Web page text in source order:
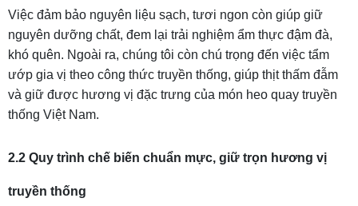
Việc đảm bảo nguyên liệu sạch, tươi ngon còn giúp giữ
nguyên dưỡng chất, đem lại trải nghiệm ẩm thực đậm đà,
khó quên. Ngoài ra, chúng tôi còn chú trọng đến việc tẩm
ướp gia vị theo công thức truyền thống, giúp thịt thấm đẫm
và giữ được hương vị đặc trưng của món heo quay truyền
thống Việt Nam.
2.2 Quy trình chế biến chuẩn mực, giữ trọn hương vị
truyền thống